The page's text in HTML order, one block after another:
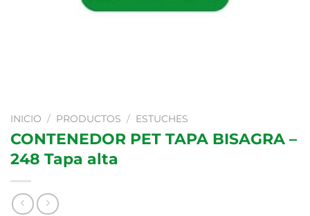
INICIO / PRODUCTOS / ESTUCHES
CONTENEDOR PET TAPA BISAGRA –
248 Tapa alta